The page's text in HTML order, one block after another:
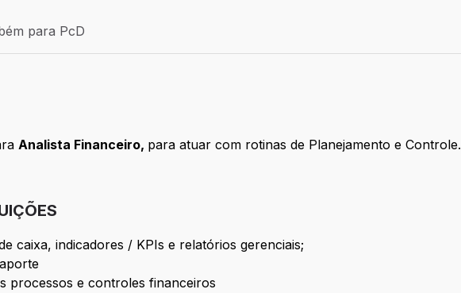
Efetivo
para PcD
para PcD
Analista Financeiro, para atuar com rotinas de Planejamento e Controle.
caixa, indicadores / KPIs e relatórios gerenciais;
processos e controles financeiros